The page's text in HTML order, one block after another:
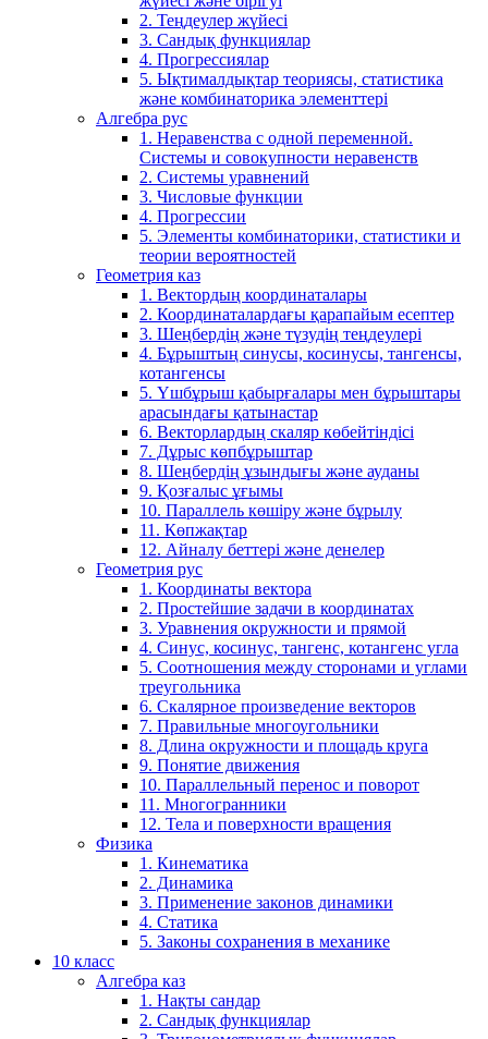
2. Теңдеулер жүйесі
3. Сандық функциялар
4. Прогрессиялар
5. Ықтималдықтар теориясы, статистика
және комбинаторика элементтері
Алгебра рус
1. Неравенства с одной переменной.
Системы и совокупности неравенств
2. Системы уравнений
3. Числовые функции
4. Прогрессии
5. Элементы комбинаторики, статистики и
теории вероятностей
Геометрия каз
1. Вектордың координаталары
2. Координаталардағы қарапайым есептер
3. Шеңбердің және түзудің теңдеулері
4. Бұрыштың синусы, косинусы, тангенсы,
котангенсы
5. Үшбұрыш қабырғалары мен бұрыштары
арасындағы қатынастар
6. Векторлардың скаляр көбейтіндісі
7. Дұрыс көпбұрыштар
8. Шеңбердің ұзындығы және ауданы
9. Қозғалыс ұғымы
10. Параллель көшіру және бұрылу
11. Көпжақтар
12. Айналу беттері және денелер
Геометрия рус
1. Координаты вектора
2. Простейшие задачи в координатах
3. Уравнения окружности и прямой
4. Синус, косинус, тангенс, котангенс угла
5. Соотношения между сторонами и углами
треугольника
6. Скалярное произведение векторов
7. Правильные многоугольники
8. Длина окружности и площадь круга
9. Понятие движения
10. Параллельный перенос и поворот
11. Многогранники
12. Тела и поверхности вращения
Физика
1. Кинематика
2. Динамика
3. Применение законов динамики
4. Статика
5. Законы сохранения в механике
10 класс
Алгебра каз
1. Нақты сандар
2. Сандық функциялар